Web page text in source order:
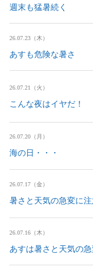
週末も猛暑続く
26.07.23（木）
あすも危険な暑さ
26.07.21（火）
こんな夜はイヤだ！
26.07.20（月）
海の日・・・
26.07.17（金）
暑さと天気の急変に
26.07.16（木）
あすは暑さと天気の